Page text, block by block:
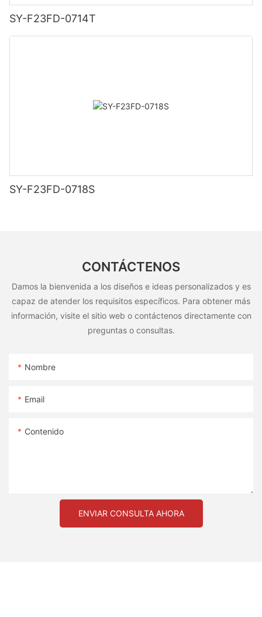
SY-F23FD-0714T
SY-F23FD-0718S
CONTÁCTENOS
Damos la bienvenida a los diseños e ideas personalizados y es
capaz de atender los requisitos específicos. Para obtener más
información, visite el sitio web o contáctenos directamente con
preguntas o consultas.
Nombre
Email
Contenido
ENVIAR CONSULTA AHORA